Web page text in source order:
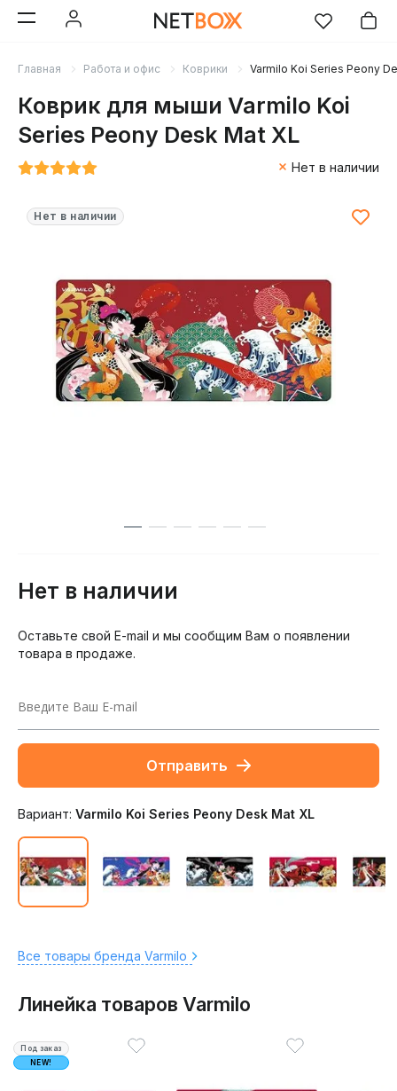
Главная Работа и офис Коврики Varmilo Koi Series Peony
Коврик для мыши Varmilo Koi
Series Peony Desk Mat XL
Нет в наличии
Нет в наличии
Нет в наличии
Оставьте свой E-mail и мы сообщим Вам о появлении
товара в продаже.
Отправить
Вариант: Varmilo Koi Series Peony Desk Mat XL
Все товары бренда Varmilo
Линейка товаров Varmilo
Под заказ
NEW!